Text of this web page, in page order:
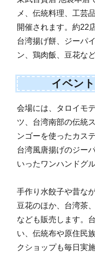
メ、伝統料理、工芸
開催されます。約22
台湾揚げ餅、ジーパ
ン、鶏肉飯、豆花な
イベン
会場には、タロイモ
ツ、台湾南部の伝統
ンゴーを使ったカス
台湾風唐揚げのジー
いったワンハンドグ
手作り水餃子や昔な
豆花のほか、台湾茶
なども販売します。
い、伝統布や原住民
クショップも毎日実